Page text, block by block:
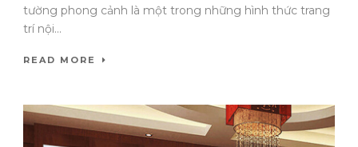
tường phong cảnh là một trong những hình thức trang
trí nội...
READ MORE